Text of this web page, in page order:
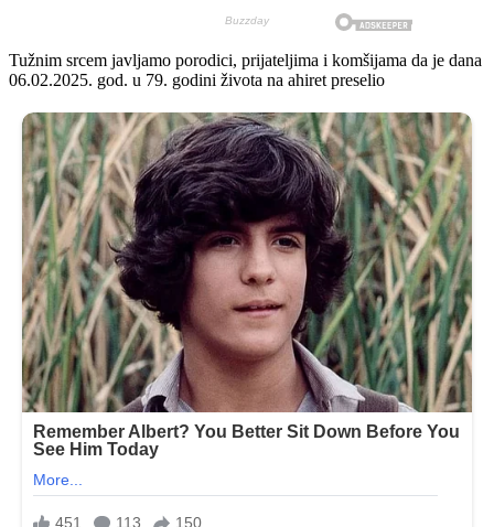
Tužnim srcem javljamo porodici, prijateljima i komšijama da je dana
06.02.2025. god. u 79. godini života na ahiret preselio